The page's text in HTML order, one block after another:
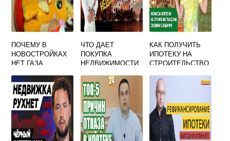
ПОЧЕМУ В
НОВОСТРОЙКАХ
НЕТ ГАЗА
ЧТО ДАЕТ
ПОКУПКА
НЕДВИЖИМОСТИ
КАК ПОЛУЧИТЬ
ИПОТЕКУ НА
СТРОИТЕЛЬСТВО
В СБЕРБАНКЕ